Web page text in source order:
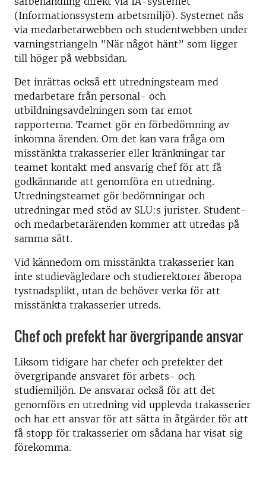
(Informationssystem arbetsmiljö). Systemet nås
via medarbetarwebben och studentwebben under
varningstriangeln ”När något hänt” som ligger
till höger på webbsidan.
Det inrättas också ett utredningsteam med
medarbetare från personal- och
utbildningsavdelningen som tar emot
rapporterna. Teamet gör en förbedömning av
inkomna ärenden. Om det kan vara fråga om
misstänkta trakasserier eller kränkningar tar
teamet kontakt med ansvarig chef för att få
godkännande att genomföra en utredning.
Utredningsteamet gör bedömningar och
utredningar med stöd av SLU:s jurister. Student-
och medarbetarärenden kommer att utredas på
samma sätt.
Vid kännedom om misstänkta trakasserier kan
inte studievägledare och studierektorer åberopa
tystnadsplikt, utan de behöver verka för att
misstänkta trakasserier utreds.
Chef och prefekt har övergripande ansvar
Liksom tidigare har chefer och prefekter det
övergripande ansvaret för arbets- och
studiemiljön. De ansvarar också för att det
genomförs en utredning vid upplevda trakasserier
och har ett ansvar för att sätta in åtgärder för att
få stopp för trakasserier om sådana har visat sig
förekomma.